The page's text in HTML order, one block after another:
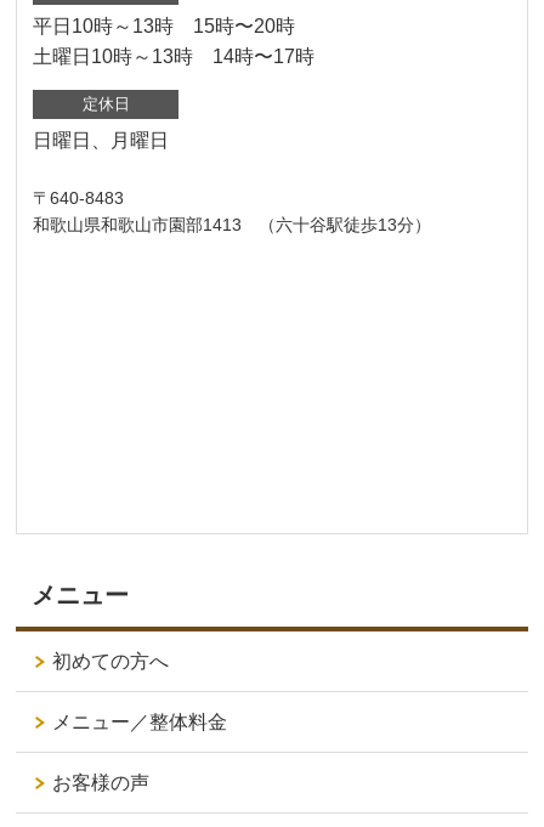
平日10時～13時 15時〜20時
土曜日10時～13時 14時〜17時
定休日
日曜日、月曜日
〒640-8483
和歌山県和歌山市園部1413 （六十谷駅徒歩13分）
メニュー
初めての方へ
メニュー／整体料金
お客様の声